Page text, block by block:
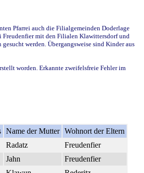
Pfarrei auch die Filialgemeinden Doderlage
Freudenfier mit den Filialen Klawittersdorf und
werden. Übergangsweise sind Kinder aus
worden. Erkannte zweifelsfreie Fehler im
Name der Mutter Wohnort der Eltern
Radatz
Freudenfier
Jahn
Freudenfier